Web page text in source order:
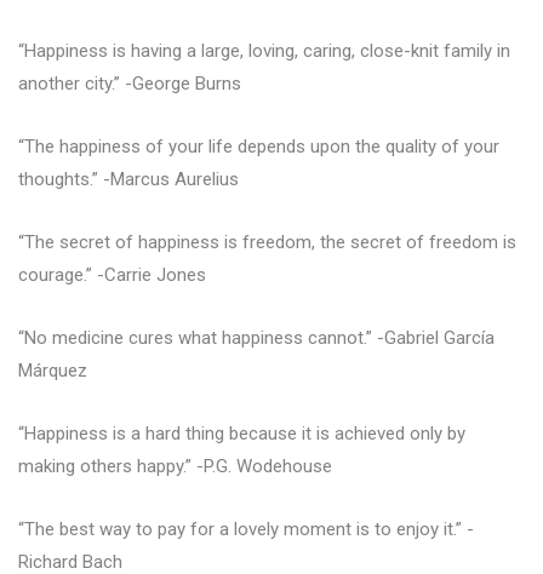
“Happiness is having a large, loving, caring, close-knit family in
another city.” -George Burns
“The happiness of your life depends upon the quality of your
thoughts.” -Marcus Aurelius
“The secret of happiness is freedom, the secret of freedom is
courage.” -Carrie Jones
“No medicine cures what happiness cannot.” -Gabriel García
Márquez
“Happiness is a hard thing because it is achieved only by
making others happy.” -P.G. Wodehouse
“The best way to pay for a lovely moment is to enjoy it.” -
Richard Bach